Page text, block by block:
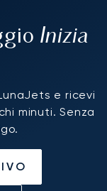
Inizia
e ricevi
minuti. Senza